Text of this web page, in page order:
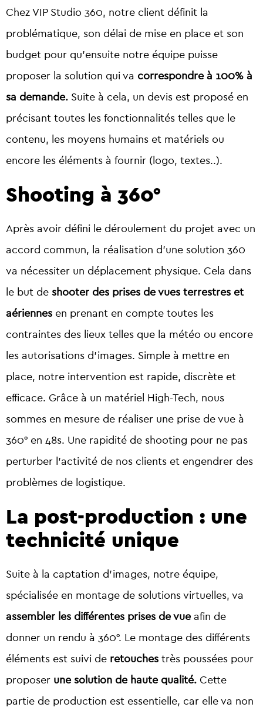
Chez VIP Studio 360, notre client définit la
problématique, son délai de mise en place et son
budget pour qu’ensuite notre équipe puisse
proposer la solution qui va correspondre à 100% à
sa demande. Suite à cela, un devis est proposé en
précisant toutes les fonctionnalités telles que le
contenu, les moyens humains et matériels ou
encore les éléments à fournir (logo, textes..).
Shooting à 360°
Après avoir défini le déroulement du projet avec un
accord commun, la réalisation d’une solution 360
va nécessiter un déplacement physique. Cela dans
le but de shooter des prises de vues terrestres et
aériennes en prenant en compte toutes les
contraintes des lieux telles que la météo ou encore
les autorisations d’images. Simple à mettre en
place, notre intervention est rapide, discrète et
efficace. Grâce à un matériel High-Tech, nous
sommes en mesure de réaliser une prise de vue à
360° en 48s. Une rapidité de shooting pour ne pas
perturber l’activité de nos clients et engendrer des
problèmes de logistique.
La post-production : une
technicité unique
Suite à la captation d’images, notre équipe,
spécialisée en montage de solutions virtuelles, va
assembler les différentes prises de vue afin de
donner un rendu à 360°. Le montage des différents
éléments est suivi de retouches très poussées pour
proposer une solution de haute qualité. Cette
partie de production est essentielle, car elle va non